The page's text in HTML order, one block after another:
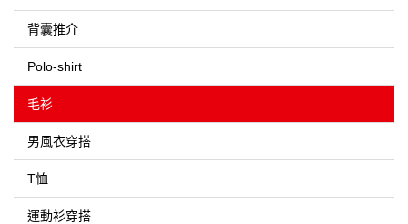
背囊推介
Polo-shirt
毛衫
男風衣穿搭
T恤
運動衫穿搭